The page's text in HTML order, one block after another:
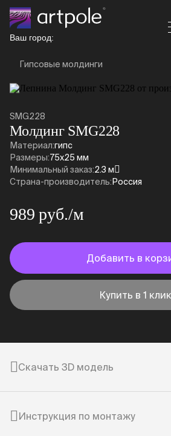
Ваш город:
Гипсовые молдинги
SMG228
Молдинг SMG228
Материал:гипс
Размеры:75x25 мм
Минимальный заказ:2.3 м
Страна-производитель: Россия
989 руб./м
Добавить в
Купить в 1 клик
Скачать 3D модель
Инструкция по монтажу